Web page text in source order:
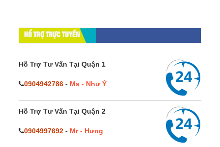
HỔ TRỢ TRỰC TUYẾN
Hỗ Trợ Tư Vấn Tại Quận 1
0904942786 - Ms - Như Ý
Hỗ Trợ Tư Vấn Tại Quận 2
0904997692 - Mr - Hưng